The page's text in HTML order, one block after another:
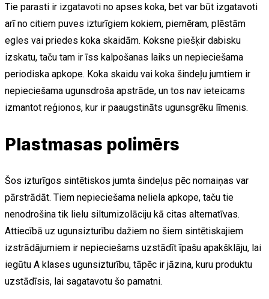
Tie parasti ir izgatavoti no apses koka, bet var būt izgatavoti
arī no citiem puves izturīgiem kokiem, piemēram, plēstām
egles vai priedes koka skaidām. Koksne piešķir dabisku
izskatu, taču tam ir īss kalpošanas laiks un nepieciešama
periodiska apkope. Koka skaidu vai koka šindeļu jumtiem ir
nepieciešama ugunsdroša apstrāde, un tos nav ieteicams
izmantot reģionos, kur ir paaugstināts ugunsgrēku līmenis.
Plastmasas polimērs
Šos izturīgos sintētiskos jumta šindeļus pēc nomaiņas var
pārstrādāt. Tiem nepieciešama neliela apkope, taču tie
nenodrošina tik lielu siltumizolāciju kā citas alternatīvas.
Attiecībā uz ugunsizturību dažiem no šiem sintētiskajiem
izstrādājumiem ir nepieciešams uzstādīt īpašu apakšklāju, lai
iegūtu A klases ugunsizturību, tāpēc ir jāzina, kuru produktu
uzstādīsis, lai sagatavotu šo pamatni.